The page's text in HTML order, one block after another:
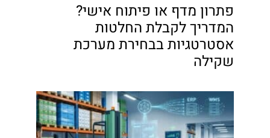
פתרון מדף או פיתוח אישי?
המדריך לקבלת החלטות
אסטרטגיות בבחירת מערכת
שקילה